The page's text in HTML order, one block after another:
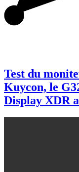
Test du
Kuycon, le
Display XDR